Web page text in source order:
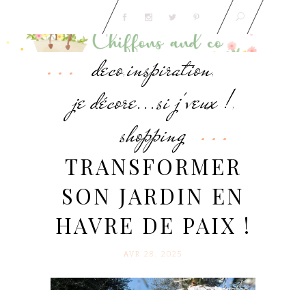
deco, inspiration,
je décore...si j'veux !,
shopping
TRANSFORMER
SON JARDIN EN
HAVRE DE PAIX !
AVR 28. 2025